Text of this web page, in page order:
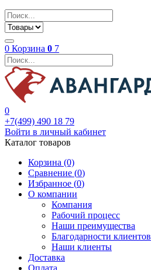
0 Корзина 0 7
0
+7(499) 490 18 79
Войти в личный кабинет
Каталог товаров
Корзина (0)
Сравнение (0)
Избранное (0)
О компании
Компания
Рабочий процесс
Наши преимущества
Благодарности клиентов
Наши клиенты
Доставка
Оплата